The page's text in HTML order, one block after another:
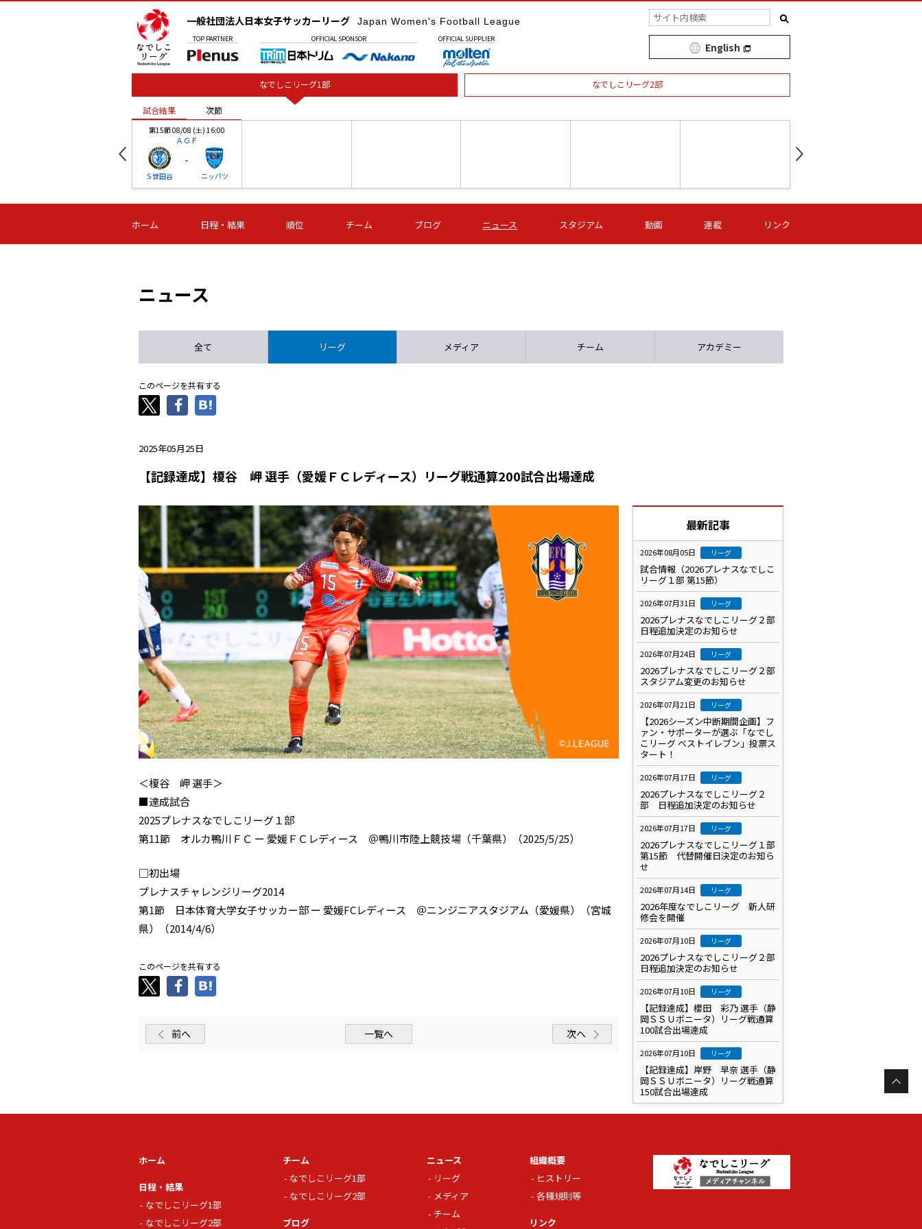
一般社団法人日本女子サッカーリーグ Japan Women's Football League
TOP PARTNER OFFICIAL SPONSOR OFFICIAL SUPPLIER
English
なでしこリーグ1部 なでしこリーグ2部
試合結果 次節
第15節 08/08 (土) 16:00
ＡＧＦ
Ｓ世田谷
-
ニッパツ
-
第16節 09/05 (土) 15:00
ニッパツ
-
第16節 09/05 (土) 15:00
石人の星
-
第16節 09/05 (土) 16:00
ＡＧＦ
-
いちご
-
第16節 09/06 (日) 15:00
-
第16節 09/06 (日) 15:00
- -
試合結果 次節
ホーム 日程・結果 順位 チーム ブログ ニュース スタジアム 動画 連載 リンク
ニュース
全て リーグ メディア チーム アカデミー
このページを共有する
2025年05月25日
【記録達成】榎谷 岬 選手（愛媛ＦＣレディース）リーグ戦通算200試合出場達成
＜榎谷 岬 選手＞
■達成試合
2025プレナスなでしこリーグ１部
第11節 オルカ鴨川ＦＣ ー 愛媛ＦＣレディース ＠鴨川市陸上競技場（千葉県）（2025/5/25）
□初出場
プレナスチャレンジリーグ2014
第1節 日本体育大学女子サッカー部 ー 愛媛FCレディース ＠ニンジニアスタジアム（愛媛県）（宮城
県）（2014/4/6）
このページを共有する
前へ 一覧へ 次へ
最新記事
2026年08月05日 リーグ
試合情報（2026プレナスなでしこ
リーグ１部 第15節）
2026年07月31日 リーグ
2026プレナスなでしこリーグ２部
日程追加決定のお知らせ
2026年07月24日 リーグ
2026プレナスなでしこリーグ２部
スタジアム変更のお知らせ
2026年07月21日 リーグ
【2026シーズン中断期間企画】フ
ァン・サポーターが選ぶ「なでし
こリーグ ベストイレブン」投票ス
タート！
2026年07月17日 リーグ
2026プレナスなでしこリーグ２
部 日程追加決定のお知らせ
2026年07月17日 リーグ
2026プレナスなでしこリーグ１部
第15節 代替開催日決定のお知ら
せ
2026年07月14日 リーグ
2026年度なでしこリーグ 新人研
修会を開催
2026年07月10日 リーグ
2026プレナスなでしこリーグ２部
日程追加決定のお知らせ
2026年07月10日 リーグ
【記録達成】櫻田 彩乃 選手（静
岡ＳＳＵボニータ）リーグ戦通算
100試合出場達成
2026年07月10日 リーグ
【記録達成】岸野 早奈 選手（静
岡ＳＳＵボニータ）リーグ戦通算
150試合出場達成
ホーム
日程・結果
なでしこリーグ1部
なでしこリーグ2部
チーム
なでしこリーグ1部
なでしこリーグ2部
ブログ
ニュース
リーグ
メディア
チーム
組織概要
ヒストリー
各種規則等
リンク